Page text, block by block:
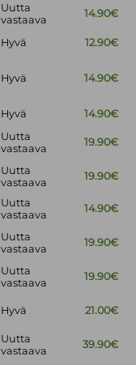
Uutta
vastaava
14.90€
Hyvä
12.90€
Hyvä 14.90€
Hyvä
14.90€
Uutta
vastaava
19.90€
Uutta
vastaava
19.90€
Uutta
vastaava
14.90€
Uutta
vastaava
19.90€
Uutta
vastaava
19.90€
Hyvä 21.00€
Uutta
vastaava
39.90€